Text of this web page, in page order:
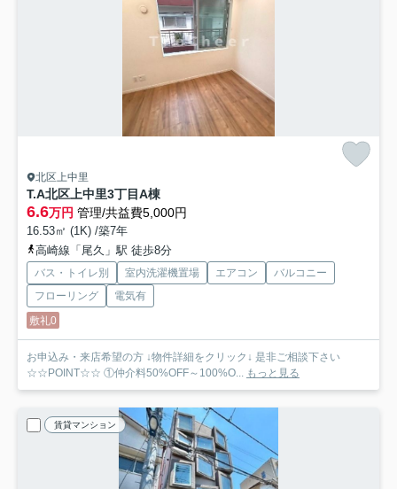
北区上中里
T.A北区上中里3丁目A棟
6.6万円 管理/共益費5,000円
16.53㎡ (1K) /築7年
高崎線「尾久」駅 徒歩8分
バス・トイレ別 室内洗濯機置場 エアコン
バルコニー
フローリング
電気有
敷礼0
お申込み・来店希望の方 ↓物件詳細をクリック↓ 是非ご相談下さい
☆☆POINT☆☆ ①仲介料50%OFF～100%O... もっと見る
賃貸マンション